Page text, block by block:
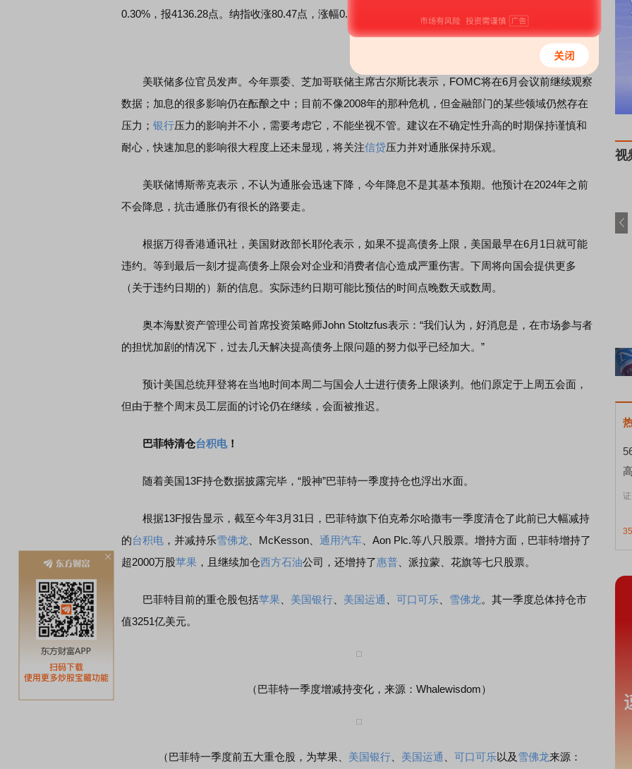
0.30%，报4136.28点。纳指收涨80.47点，涨幅0.66%，报12365.21点。
美联储多位官员发声。今年票委、芝加哥联储主席古尔斯比表示，FOMC将在6月会议前继续观察
数据；加息的很多影响仍在酝酿之中；目前不像2008年的那种危机，但金融部门的某些领域仍然存在
压力； 银行压力的影响并不小，需要考虑它，不能坐视不管。建议在不确定性升高的时期保持谨慎和
耐心，快速加息的影响很大程度上还未显现，将关注信贷压力并对通胀保持乐观。
美联储博斯蒂克表示，不认为通胀会迅速下降，今年降息不是其基本预期。他预计在2024年之前
不会降息，抗击通胀仍有很长的路要走。
根据万得香港通讯社，美国财政部长耶伦表示，如果不提高债务上限，美国最早在6月1日就可能
违约。等到最后一刻才提高债务上限会对企业和消费者信心造成严重伤害。下周将向国会提供更多
（关于违约日期的）新的信息。实际违约日期可能比预估的时间点晚数天或数周。
奥本海默资产管理公司首席投资策略师John Stoltzfus表示：“我们认为，好消息是，在市场参与者
的担忧加剧的情况下，过去几天解决提高债务上限问题的努力似乎已经加大。”
预计美国总统拜登将在当地时间本周二与国会人士进行债务上限谈判。他们原定于上周五会面，
但由于整个周末员工层面的讨论仍在继续，会面被推迟。
巴菲特清仓台积电！
随着美国13F持仓数据披露完毕，“股神”巴菲特一季度持仓也浮出水面。
根据13F报告显示，截至今年3月31日，巴菲特旗下伯克希尔哈撒韦一季度清仓了此前已大幅减持
的台积电 ，并减持乐雪佛龙 、McKesson、 通用汽车 、Aon Plc.等八只股票。增持方面，巴菲特增持了
超2000万股苹果 ，且继续加仓西方石油公司，还增持了惠普 、派拉蒙、花旗等七只股票。
巴菲特目前的重仓股包括苹果 美国银行 美国运通 可口可乐 雪佛龙。其一季度总体持仓市
值3251亿美元。
（巴菲特一季度增减持变化，来源：Whalewisdom）
（巴菲特一季度前五大重仓股，为苹果、 美国银行、 美国运通 可口可乐以及 雪佛龙来源：
视